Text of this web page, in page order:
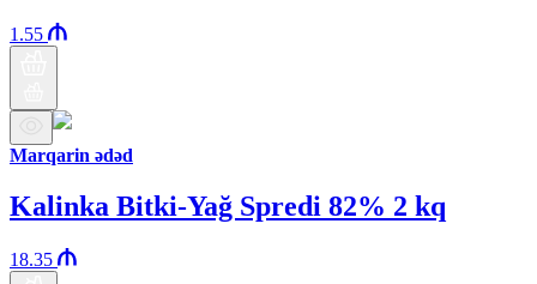
1.55
Marqarin ədəd
Kalinka Bitki-Yağ Spredi 82% 2 kq
18.35